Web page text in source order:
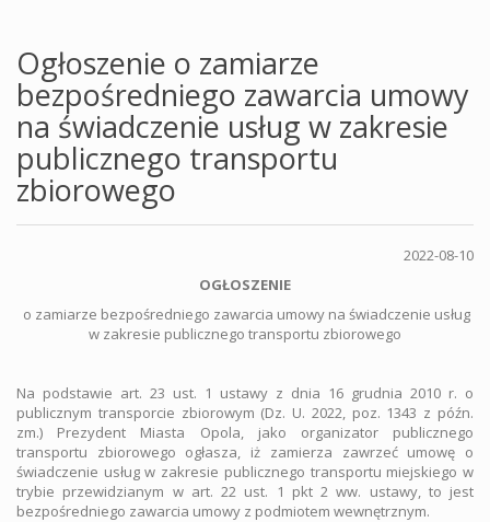
Ogłoszenie o zamiarze
bezpośredniego zawarcia umowy
na świadczenie usług w zakresie
publicznego transportu
zbiorowego
2022-08-10
OGŁOSZENIE
o zamiarze bezpośredniego zawarcia umowy na świadczenie usług
w zakresie publicznego transportu zbiorowego
Na podstawie art. 23 ust. 1 ustawy z dnia 16 grudnia 2010 r. o
publicznym transporcie zbiorowym (Dz. U. 2022, poz. 1343 z późn.
zm.) Prezydent Miasta Opola, jako organizator publicznego
transportu zbiorowego ogłasza, iż zamierza zawrzeć umowę o
świadczenie usług w zakresie publicznego transportu miejskiego w
trybie przewidzianym w art. 22 ust. 1 pkt 2 ww. ustawy, to jest
bezpośredniego zawarcia umowy z podmiotem wewnętrznym.